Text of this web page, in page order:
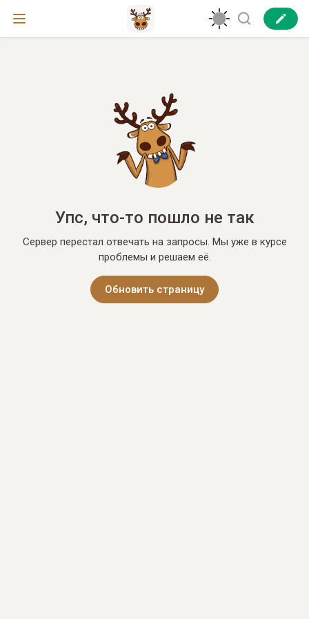
Упс, что-то пошло не так
Сервер перестал отвечать на запросы. Мы уже в курсе
проблемы и решаем её.
Обновить страницу